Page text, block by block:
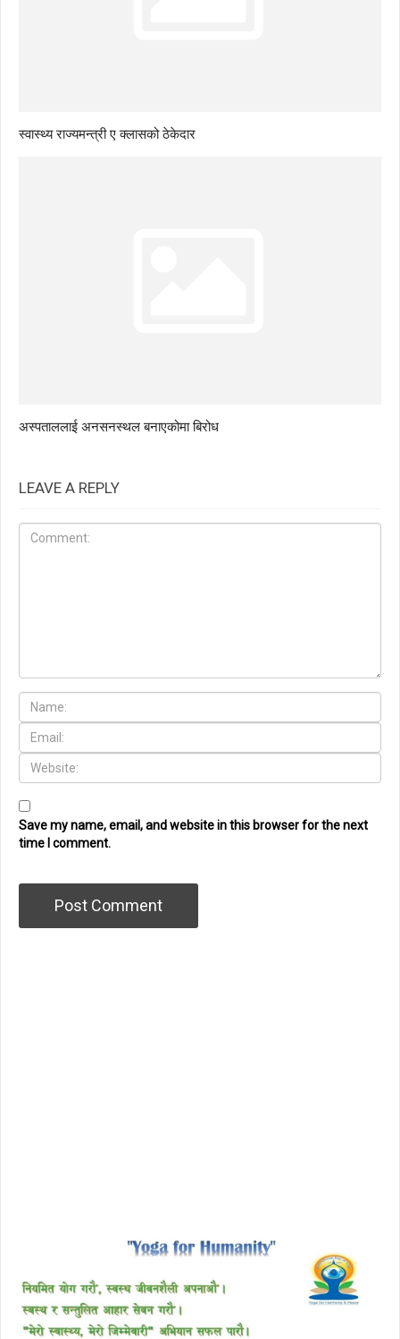
स्वास्थ्य राज्यमन्त्री ए क्लासको ठेकेदार
अस्पताललाई अनसनस्थल बनाएकोमा बिरोध
LEAVE A REPLY
Save my name, email, and website in this browser for the next
time I comment.